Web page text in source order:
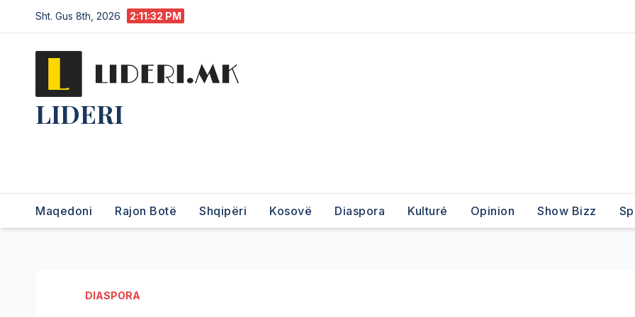
Sht. Gus 8th, 2026 2:11:32 PM
LIDERI
Maqedoni Rajon Botë Shqipëri Kosovë Diaspora Kulturé Opinion Show Bizz
DIASPORA